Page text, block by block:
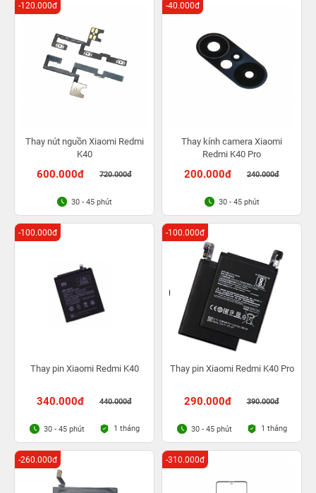
Thay nút nguồn Xiaomi Redmi
K40
600.000đ 720.000đ
-120.000đ
30 - 45 phút
Thay kính camera Xiaomi
Redmi K40 Pro
200.000đ 240.000đ
-40.000đ
30 - 45 phút
Thay pin Xiaomi Redmi K40
340.000đ 440.000đ
-100.000đ
30 - 45 phút 1 tháng
Thay pin Xiaomi Redmi K40 Pro
290.000đ 390.000đ
-100.000đ
30 - 45 phút 1 tháng
-260.000đ -310.000đ